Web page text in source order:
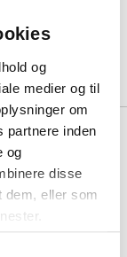
og
medier og til
om
partnere inden
og
disse
dem, eller som